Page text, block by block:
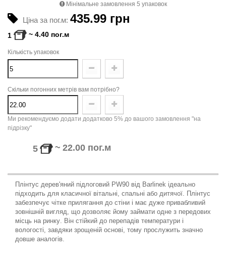
Ціна за пог.м: 435.99 грн
Мінімальне замовлення 5 упаковок
1 ~ 4.40 пог.м
Кількість упаковок
Скільки погонних метрів вам потрібно?
Ми рекомендуємо додати додатково 5% до вашого замовлення "на
підрізку"
5 ~ 22.00 пог.м
Плінтус дерев'яний підлоговий PW90 від Barlinek ідеально
підходить для класичної вітальні, спальні або дитячої. Плінтус
забезпечує чітке прилягання до стіни і має дуже привабливий
зовнішній вигляд, що дозволяє йому займати одне з передових
місць на ринку. Він стійкий до перепадів температури і
вологості, завдяки зрощеній основі, тому прослужить значно
довше аналогів.